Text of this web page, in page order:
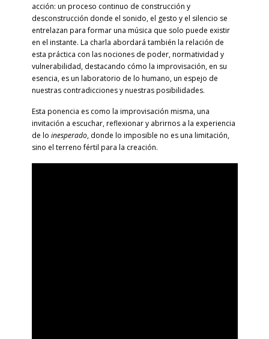
acción: un proceso continuo de construcción y
desconstrucción donde el sonido, el gesto y el silencio se
entrelazan para formar una música que solo puede existir
en el instante. La charla abordará también la relación de
esta práctica con las nociones de poder, normatividad y
vulnerabilidad, destacando cómo la improvisación, en su
esencia, es un laboratorio de lo humano, un espejo de
nuestras contradicciones y nuestras posibilidades.
Esta ponencia es como la improvisación misma, una
invitación a escuchar, reflexionar y abrirnos a la experiencia
de lo inesperado, donde lo imposible no es una limitación,
sino el terreno fértil para la creación.